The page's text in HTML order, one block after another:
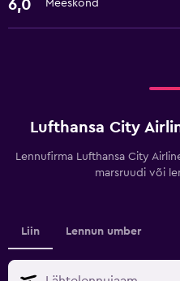
6,0 Meeskond
Lufthansa City
Lennufirma Lufthansa City
marsruudi või
Liin Lennun umber